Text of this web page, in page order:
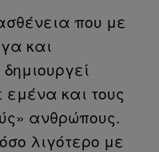
που με
και
και τους
ανθρώπους.
λιγότερο με